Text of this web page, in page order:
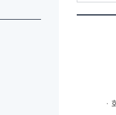
ㆍ